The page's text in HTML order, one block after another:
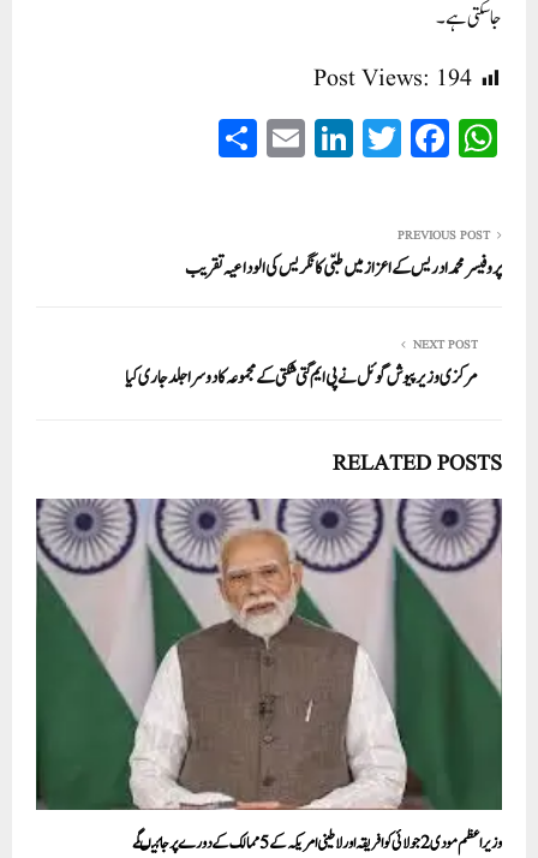
جا سکتی ہے۔
Post Views: 194
W
ha
A
pp
Fa
ce
ok
T
wi
r
Li
nk
In
E
m
PREVIOUS POST
پروفیسر محمد ادریس کے اعزاز میں طبّی کانگریس کی الوداعیہ تقریب
NEXT POST
مرکزی وزیر پیوش گوئل نے پی ایم گتی شکتی کے مجموعہ کادوسرا جلدجاری کیا
RELATED POSTS
وزیراعظم مودی2 جولائی کو افریقہ اور لاطینی امریکہ کے 5 ممالک کے دورےپر جائیںگے